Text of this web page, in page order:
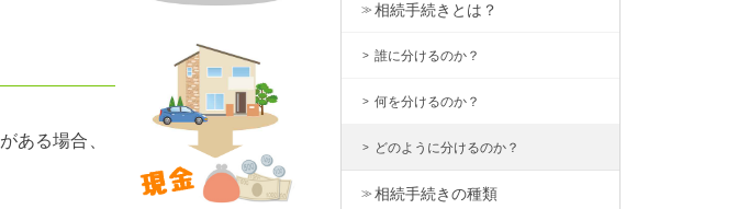
ある場合、
相続手続きとは？
誰に分けるのか？
何を分けるのか？
どのように分けるのか？
相続手続きの種類